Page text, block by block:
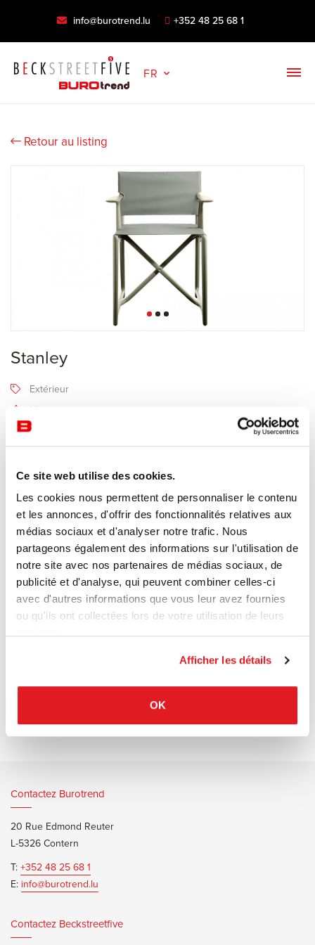
Ce site web utilise des cookies.
Les cookies nous permettent de personnaliser le contenu
et les annonces, d'offrir des fonctionnalités relatives aux
médias sociaux et d'analyser notre trafic. Nous
partageons également des informations sur l'utilisation de
notre site avec nos partenaires de médias sociaux, de
publicité et d'analyse, qui peuvent combiner celles-ci
avec d'autres informations que vous leur avez fournies
ou qu'ils ont collectées lors de votre utilisation de leurs
Afficher les détails
OK
info@burotrend.lu +352 48 25 68 1
FR
Retour au listing
Stanley
Extérieur
Magis
4-6 semaines
Description
La chaiseStanley, imaginée par le célèbre designer français
Philippe Starck pour Magis en 2017, est une réinterprétation
magistrale et technologique d’un grand classique hollywoodien : la
mythique chaise de metteur en scène (ou director's chair).
Magis Stanley Brochure
Contactez Burotrend
20 Rue Edmond Reuter
L-5326 Contern
T:+352 48 25 68 1
E: info@burotrend.lu
Contactez Beckstreetfive